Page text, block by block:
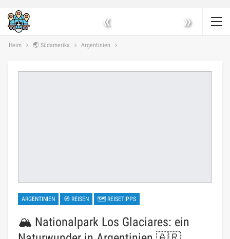
« »
Heim 🌏 Südamerika Argentinien
ARGENTINIEN 🧭 REISEN 🗺 REISETIPPS
🏔️ Nationalpark Los Glaciares: ein